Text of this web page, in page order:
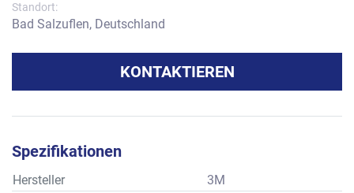
Standort:
Bad Salzuflen, Deutschland
KONTAKTIEREN
Spezifikationen
Hersteller
3M